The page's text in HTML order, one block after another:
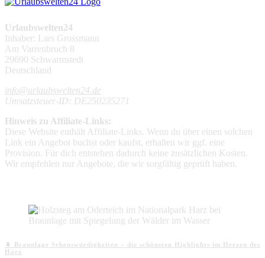
Urlaubswelten24
Inhaber: Lars Grossmann
Am Varrenbruch 8
29690 Schwarmstedt
Deutschland
info@urlaubswelten24.de
Umsatzsteuer-ID: DE250235271
Hinweis zu Affiliate-Links:
Diese Website enthält Affiliate-Links. Wenn du über einen solchen
Link ein Angebot buchst oder kaufst, erhalten wir ggf. eine
Provision. Für dich entstehen dadurch keine zusätzlichen Kosten.
Wir empfehlen nur Angebote, die wir sorgfältig geprüft haben.
🌲 Braunlage Sehenswürdigkeiten – die schönsten Highlights im Herzen des
Harz